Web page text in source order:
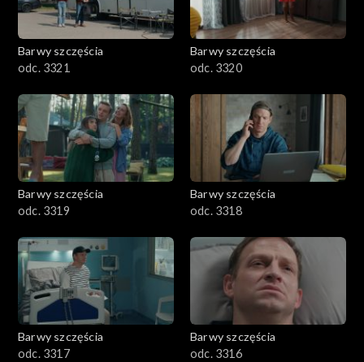
Barwy szczęścia
odc. 3321
Barwy szczęścia
odc. 3320
Barwy szczęścia
odc. 3319
Barwy szczęścia
odc. 3318
Barwy szczęścia
odc. 3317
Barwy szczęścia
odc. 3316